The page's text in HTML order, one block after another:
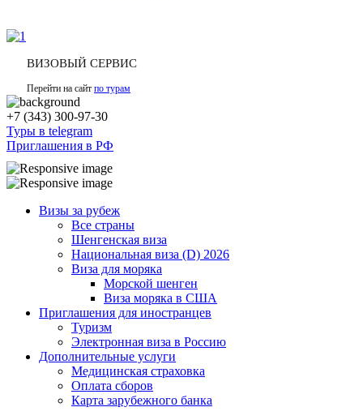
ВИЗОВЫЙ СЕРВИС
Перейти на сайт по турам
+7 (343) 300-97-30
Туры в telegram
Приглашения в РФ
Визы за рубеж
Все страны
Шенгенская виза
Национальная виза (D) 2026
Виза для моряка
Морской шенген
Виза моряка в США
Приглашения для иностранцев
Туризм
Электронная виза в Россию
Дополнительные услуги
Медицинская страховка
Оплата сборов
Карта зарубежного банка